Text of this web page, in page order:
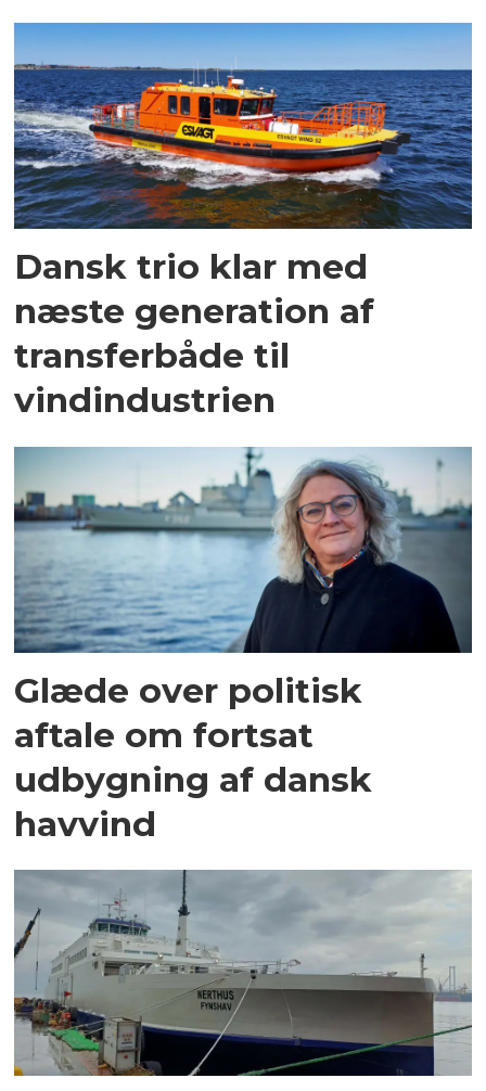
Dansk trio klar med
næste generation af
transferbåde til
vindindustrien
Glæde over politisk
aftale om fortsat
udbygning af dansk
havvind